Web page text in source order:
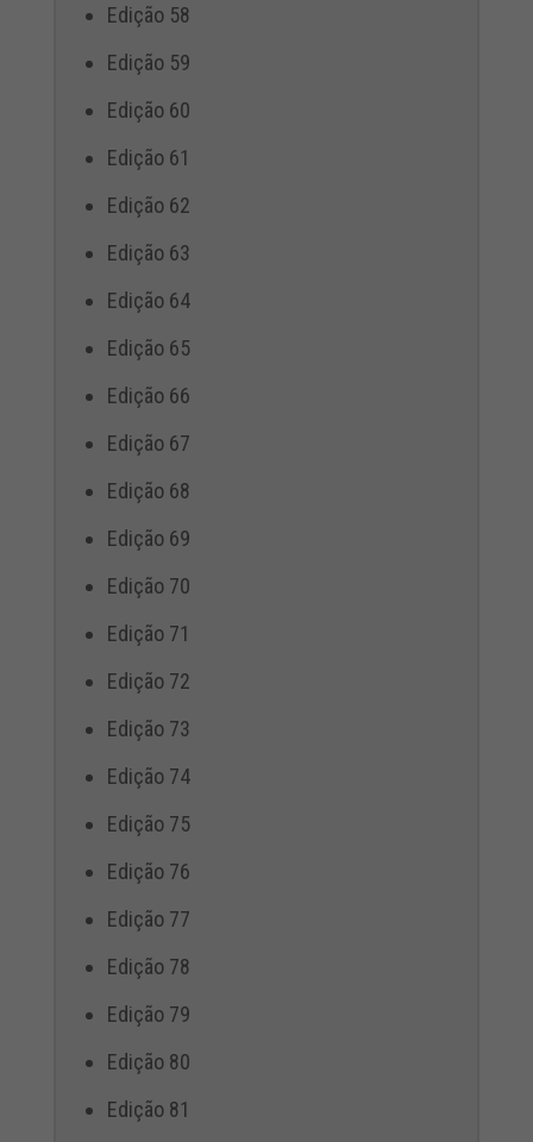
Edição 58
Edição 59
Edição 60
Edição 61
Edição 62
Edição 63
Edição 64
Edição 65
Edição 66
Edição 67
Edição 68
Edição 69
Edição 70
Edição 71
Edição 72
Edição 73
Edição 74
Edição 75
Edição 76
Edição 77
Edição 78
Edição 79
Edição 80
Edição 81